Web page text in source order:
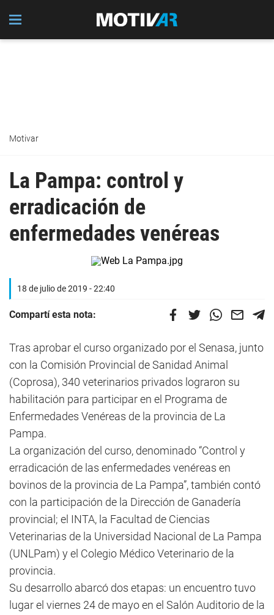
Motivar
La Pampa: control y
erradicación de
enfermedades venéreas
18 de julio de 2019 - 22:40
Compartí esta nota:
Tras aprobar el curso organizado por el Senasa, junto
con la Comisión Provincial de Sanidad Animal
(Coprosa), 340 veterinarios privados lograron su
habilitación para participar en el Programa de
Enfermedades Venéreas de la provincia de La
Pampa.
La organización del curso, denominado “Control y
erradicación de las enfermedades venéreas en
bovinos de la provincia de La Pampa”, también contó
con la participación de la Dirección de Ganadería
provincial; el INTA, la Facultad de Ciencias
Veterinarias de la Universidad Nacional de La Pampa
(UNLPam) y el Colegio Médico Veterinario de la
provincia.
Su desarrollo abarcó dos etapas: un encuentro tuvo
lugar el viernes 24 de mayo en el Salón Auditorio de la